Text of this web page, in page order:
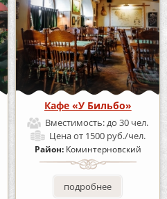
Кафе «У Бильбо»
Вместимость: до 30 чел.
Ценаот 1500 руб./чел.
Район: Коминтерновский
подробнее